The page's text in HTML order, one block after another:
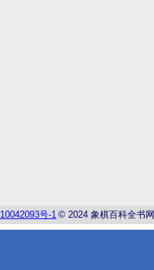
10042093号-1 © 2024 象棋百科全书网